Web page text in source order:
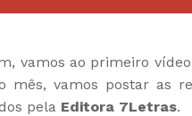
vamos ao primeiro
mês, vamos postar as
pela Editora 7Letras.